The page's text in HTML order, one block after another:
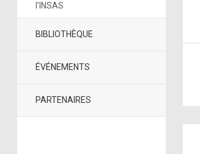
l’INSAS
BIBLIOTHÈQUE
ÉVÉNEMENTS
PARTENAIRES